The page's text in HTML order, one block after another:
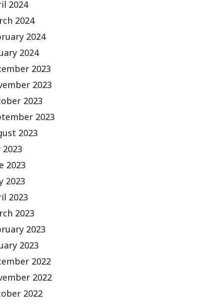
2024
2024
2024
2024
2023
2023
2023
2023
2023
2023
2023
2023
2023
2023
2023
2023
2022
2022
2022